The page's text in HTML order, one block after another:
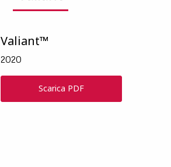
Valiant™
2020
Scarica PDF